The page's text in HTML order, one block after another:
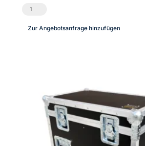
Voice
Zur Angebotsanfrage hinzufügen